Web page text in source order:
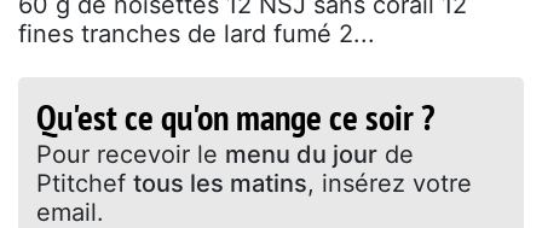
fines tranches de lard fumé 2...
Qu'est ce qu'on mange ce soir ?
Pour recevoir le menu du jour de
Ptitchef tous les matins, insérez votre
email.